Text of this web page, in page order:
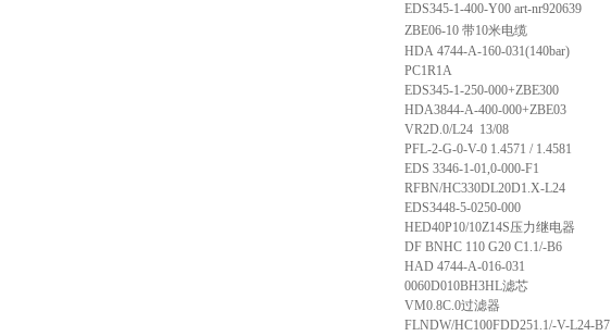
EDS345-1-400-Y00 art-nr920639
ZBE06-10 带10米电缆
HDA 4744-A-160-031(140bar)
PC1R1A
EDS345-1-250-000+ZBE300
HDA3844-A-400-000+ZBE03
VR2D.0/L24 13/08
PFL-2-G-0-V-0 1.4571 / 1.4581
EDS 3346-1-01,0-000-F1
RFBN/HC330DL20D1.X-L24
EDS3448-5-0250-000
HED40P10/10Z14S压力继电器
DF BNHC 110 G20 C1.1/-B6
HAD 4744-A-016-031
0060D010BH3HL滤芯
VM0.8C.0过滤器
FLNDW/HC100FDD251.1/-V-L24-B7